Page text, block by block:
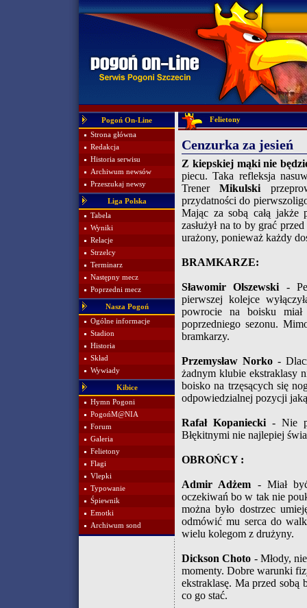
Pogoń On-Line
Strona główna
Redakcja
Historia serwisu
Archiwum newsów
Przeszukaj newsy
Liga Polska
Tabela
Wyniki
Relacje
Strzelcy
Terminarz
Następny mecz
Poprzedni mecz
Nasza Pogoń
Ogólne informacje
Stadion
Historia
Skład
Wywiady
Kibice
Hymn Pogoni
PogońM@NIA
Forum
Galeria
Felietony
Flagi
Vlepki
Typowanie
Śpiewnik
Emotki
Archiwum sond
Felietony
Cenzurka za jesień
Z kiepskiej mąki nie
piecu. Taka refleksja
TrenerMikulski
przydatności do
Mając za sobą całą
zasłużył na to by grać
urażony, ponieważ każdy
BRAMKARZE:
Sławomir Olszewski -
pierwszej kolejce
powrocie na boisku
poprzedniego sezonu.
bramkarzy.
Przemysław Norko -
żadnym klubie ekstraklasy
boisko na trzęsących się
odpowiedzialnej pozycji
Rafał Kopaniecki- Nie
Błękitnymi nie najlepiej
OBROŃCY :
Admir Adżem - Miał
oczekiwań bo w tak nie
można było dostrzec
odmówić mu serca do
wielu kolegom z drużyny.
Dickson Choto - Młody,
momenty. Dobre warunki
ekstraklasę. Ma przed
co go stać.